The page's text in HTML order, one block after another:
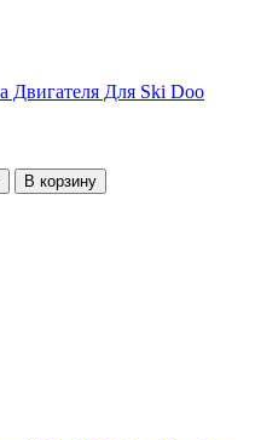
Двигателя Для Ski Doo
В корзину